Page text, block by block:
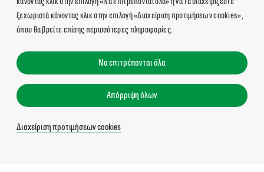
ξεχωριστά κάνοντας κλικ στην επιλογή «Διαχείριση προτιμήσεων cookies»,
όπου θα βρείτε επίσης περισσότερες πληροφορίες.
Να επιτρέπονται όλα
Απόρριψη όλων
Διαχείριση προτιμήσεων cookies